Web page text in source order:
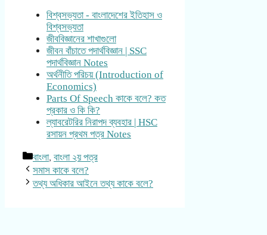
বিশ্বসভ্যতা - বাংলাদেশের ইতিহাস ও
বিশ্বসভ্যতা
জীববিজ্ঞানের শাখাগুলো
জীবন বাঁচাতে পদার্থবিজ্ঞান | SSC
পদার্থবিজ্ঞান Notes
অর্থনীতি পরিচয় (Introduction of
Economics)
Parts Of Speech কাকে বলে? কত
প্রকার ও কি কি?
ল্যাবরেটরির নিরাপদ ব্যবহার | HSC
রসায়ন প্রথম পত্র Notes
Categories
বাংলা, বাংলা ২য় পত্র
সমাস কাকে বলে?
তথ্য অধিকার আইনে তথ্য কাকে বলে?